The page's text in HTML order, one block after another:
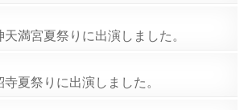
天満宮夏祭りに出演しました。
寺夏祭りに出演しました。